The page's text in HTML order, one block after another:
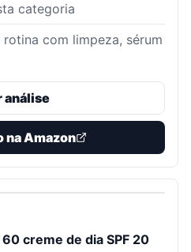
categoria
com limpeza, sérum
análise
na Amazon
creme de dia SPF 20